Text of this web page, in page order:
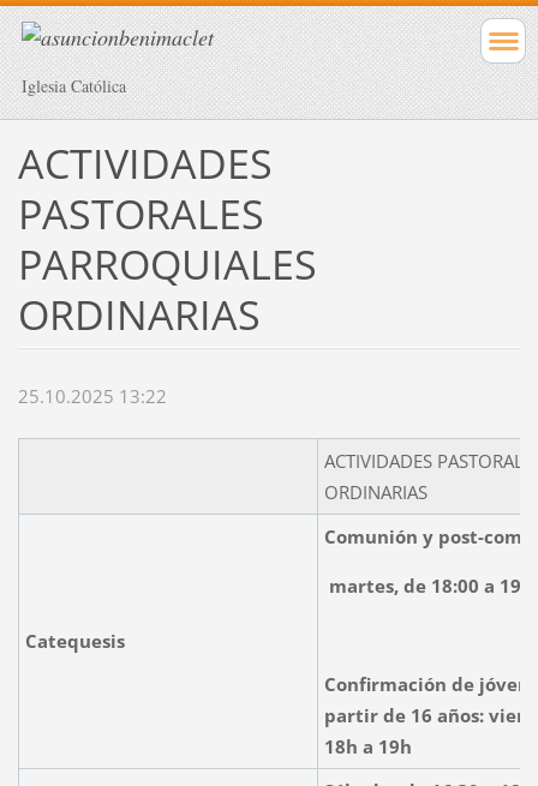
Iglesia Católica
ACTIVIDADES
PASTORALES
PARROQUIALES
ORDINARIAS
25.10.2025 13:22
ACTIVIDADES
ORDINARIAS
Catequesis
Comunión y post-
martes, de 18:00 a
Confirmación de
partir de 16 años:
18h a 19h